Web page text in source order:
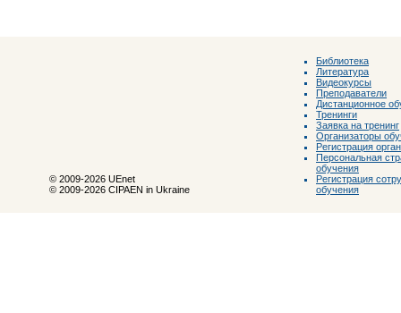
© 2009-2026 UEnet
© 2009-2026 CIPAEN in Ukraine
Библиотека
Литература
Видеокурсы
Преподаватели
Дистанционное
Тренинги
Заявка на тренинг
Организаторы
Регистрация
Персональная
обучения
Регистрация
обучения